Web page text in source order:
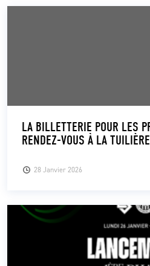
28 Janvier 2026
LA BILLETTERIE POUR LES
RENDEZ-VOUS À LA TUILIÈRE